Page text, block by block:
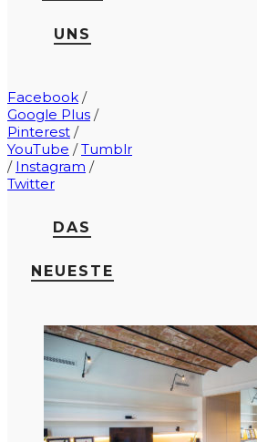
UNS
Facebook /
Google Plus /
Pinterest /
YouTube /Tumblr
/ Instagram /
Twitter
DAS
NEUESTE